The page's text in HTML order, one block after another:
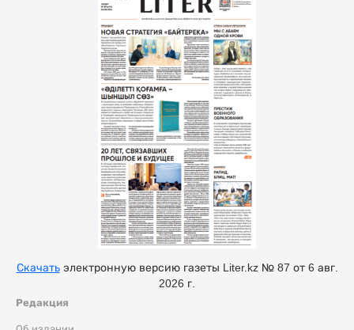
Редакция
Скачатьэлектронную версию газеты Liter.kz № 87 от 6 авг.
2026 г.